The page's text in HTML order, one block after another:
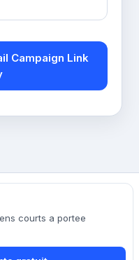
Campaign Link
courts a portee